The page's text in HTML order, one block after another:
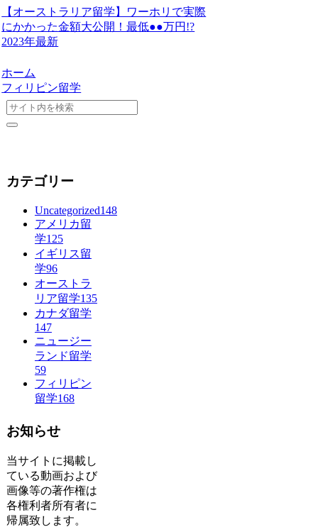
【オーストラリア留学】ワーホリで実際
にかかった金額大公開！最低●●万円!?
2023年最新
ホーム
フィリピン留学
カテゴリー
Uncategorized148
アメリカ留
学125
イギリス留
学96
オーストラ
リア留学135
カナダ留学
147
ニュージー
ランド留学
59
フィリピン
留学168
お知らせ
当サイトに掲載し
ている動画および
画像等の著作権は
各権利者所有者に
帰属致します。